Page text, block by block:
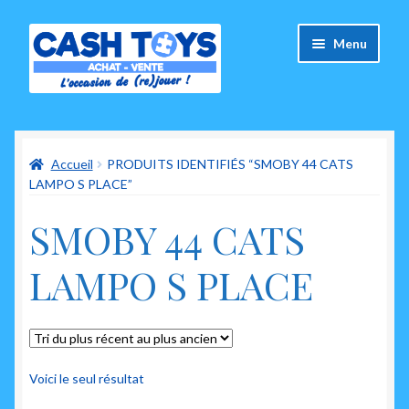
Aller
à
Aller
au
contenu
Menu
Carte Cadeau
Accueil
PRODUITS IDENTIFIÉS “SMOBY 44 CATS
LAMPO S PLACE”
SMOBY 44 CATS
LAMPO S PLACE
Voici le seul résultat